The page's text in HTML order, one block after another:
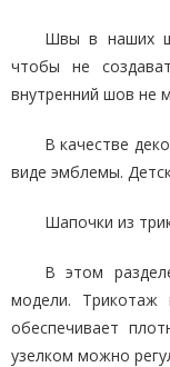
Швы в наших
чтобы не
внутренний шов не
В качестве
виде эмблемы.
Шапочки из
В этом
модели. Трикотаж
обеспечивает
узелком можно